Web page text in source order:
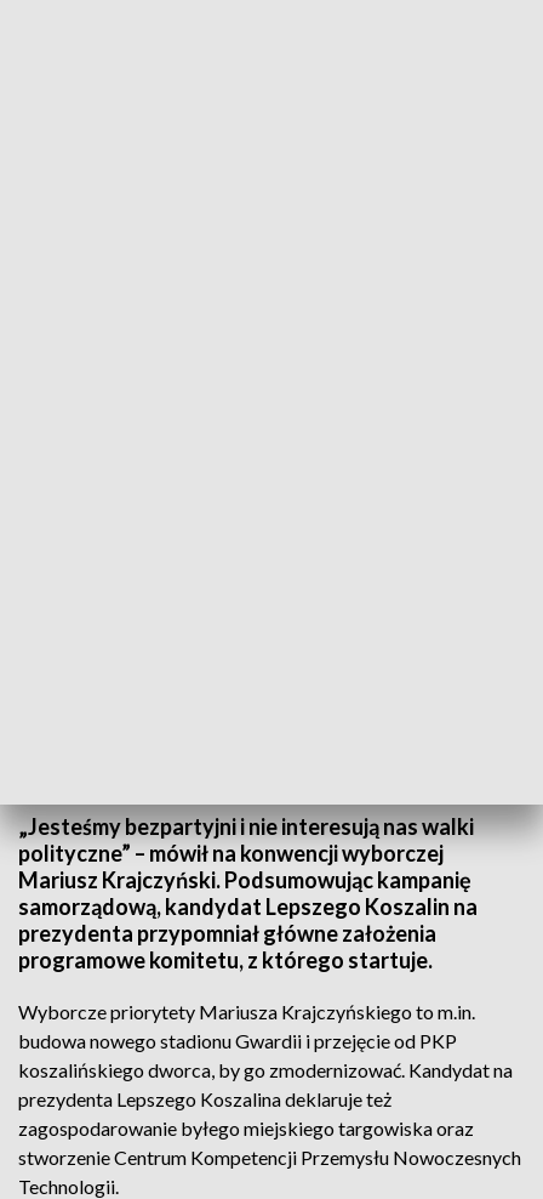
„Jesteśmy bezpartyjni i nie interesują nas walki
polityczne” – mówił na konwencji wyborczej
Mariusz Krajczyński. Podsumowując kampanię
samorządową, kandydat Lepszego Koszalin na
prezydenta przypomniał główne założenia
programowe komitetu, z którego startuje.
Wyborcze priorytety Mariusza Krajczyńskiego to m.in.
budowa nowego stadionu Gwardii i przejęcie od PKP
koszalińskiego dworca, by go zmodernizować. Kandydat na
prezydenta Lepszego Koszalina deklaruje też
zagospodarowanie byłego miejskiego targowiska oraz
stworzenie Centrum Kompetencji Przemysłu Nowoczesnych
Technologii.